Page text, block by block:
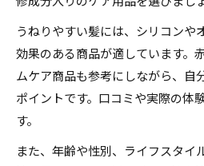
うねりやすい髪には、シリコンや
効果のある商品が適しています。
ムケア商品も参考にしながら、自
ポイントです。口コミや実際の体
す。
また、年齢や性別、ライフスタイ